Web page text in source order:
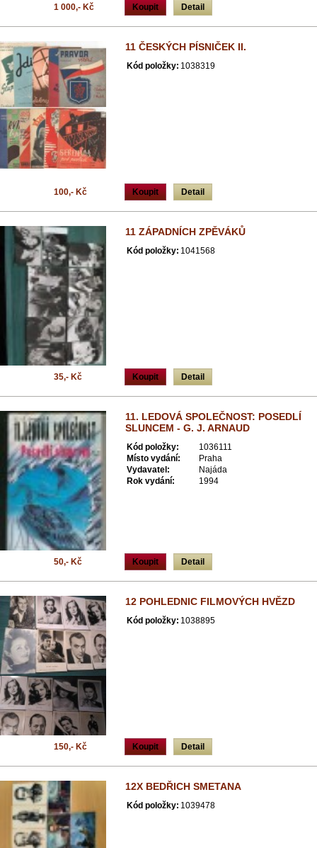
Koupit Detail
1 000,- Kč
11 ČESKÝCH PÍSNIČEK II.
Kód položky: 1038319
Koupit Detail
100,- Kč
11 ZÁPADNÍCH ZPĚVÁKŮ
Kód položky: 1041568
Koupit Detail
35,- Kč
11. LEDOVÁ SPOLEČNOST: POSEDLÍ
SLUNCEM - G. J. ARNAUD
Kód položky:
1036111
Místo vydání:
Praha
Vydavatel:
Najáda
Rok vydání:
1994
Koupit Detail
50,- Kč
12 POHLEDNIC FILMOVÝCH HVĚZD
Kód položky: 1038895
Koupit Detail
150,- Kč
12X BEDŘICH SMETANA
Kód položky: 1039478